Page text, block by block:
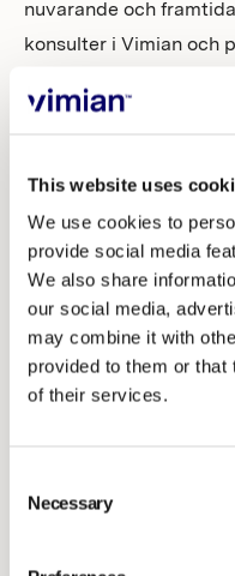
This website uses
We use cookies to
provide social media
We also share
our social media,
may combine it with
provided to them or that
of their services.
Selection
Necessary
nuvarande och
konsulter i Vimian och
deltagarnas intressen
kommer vara ett
talangerna, något som
långsiktig värdetillväxt
Emission, överlåtelse
teckningsoptioner
Styrelsen föreslår att
emission och
kronor. Varje
en (1) stamaktie.
vederlagsfritt till